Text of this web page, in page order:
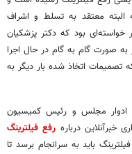
البته معتقد به تسلط و اشراف
خواسته‌ای بود که دکتر پزشکیان
به صورت گام به گام در حال اجرا
اتخاذ شده بار دیگر به
ادوار مجلس و رئیس کمیسیون
درباره رفع فیلترینگ
باید به سرانجام برسد تا